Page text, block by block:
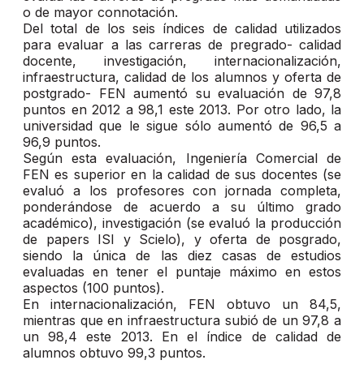
o de mayor connotación.
Del total de los seis índices de calidad utilizados
para evaluar a las carreras de pregrado- calidad
docente, investigación, internacionalización,
infraestructura, calidad de los alumnos y oferta de
postgrado- FEN aumentó su evaluación de 97,8
puntos en 2012 a 98,1 este 2013. Por otro lado, la
universidad que le sigue sólo aumentó de 96,5 a
96,9 puntos.
Según esta evaluación, Ingeniería Comercial de
FEN es superior en la calidad de sus docentes (se
evaluó a los profesores con jornada completa,
ponderándose de acuerdo a su último grado
académico), investigación (se evaluó la producción
de papers ISI y Scielo), y oferta de posgrado,
siendo la única de las diez casas de estudios
evaluadas en tener el puntaje máximo en estos
aspectos (100 puntos).
En internacionalización, FEN obtuvo un 84,5,
mientras que en infraestructura subió de un 97,8 a
un 98,4 este 2013. En el índice de calidad de
alumnos obtuvo 99,3 puntos.